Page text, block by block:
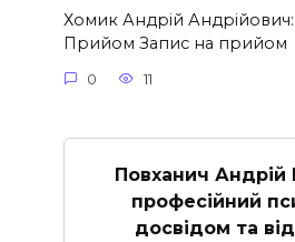
Хомик Андрій
Прийом Запис на прийом
0 11
Повханич Андрій
професійний
досвідом та